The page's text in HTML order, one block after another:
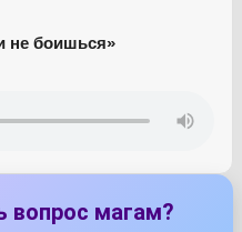
не боишься»
вопрос магам?